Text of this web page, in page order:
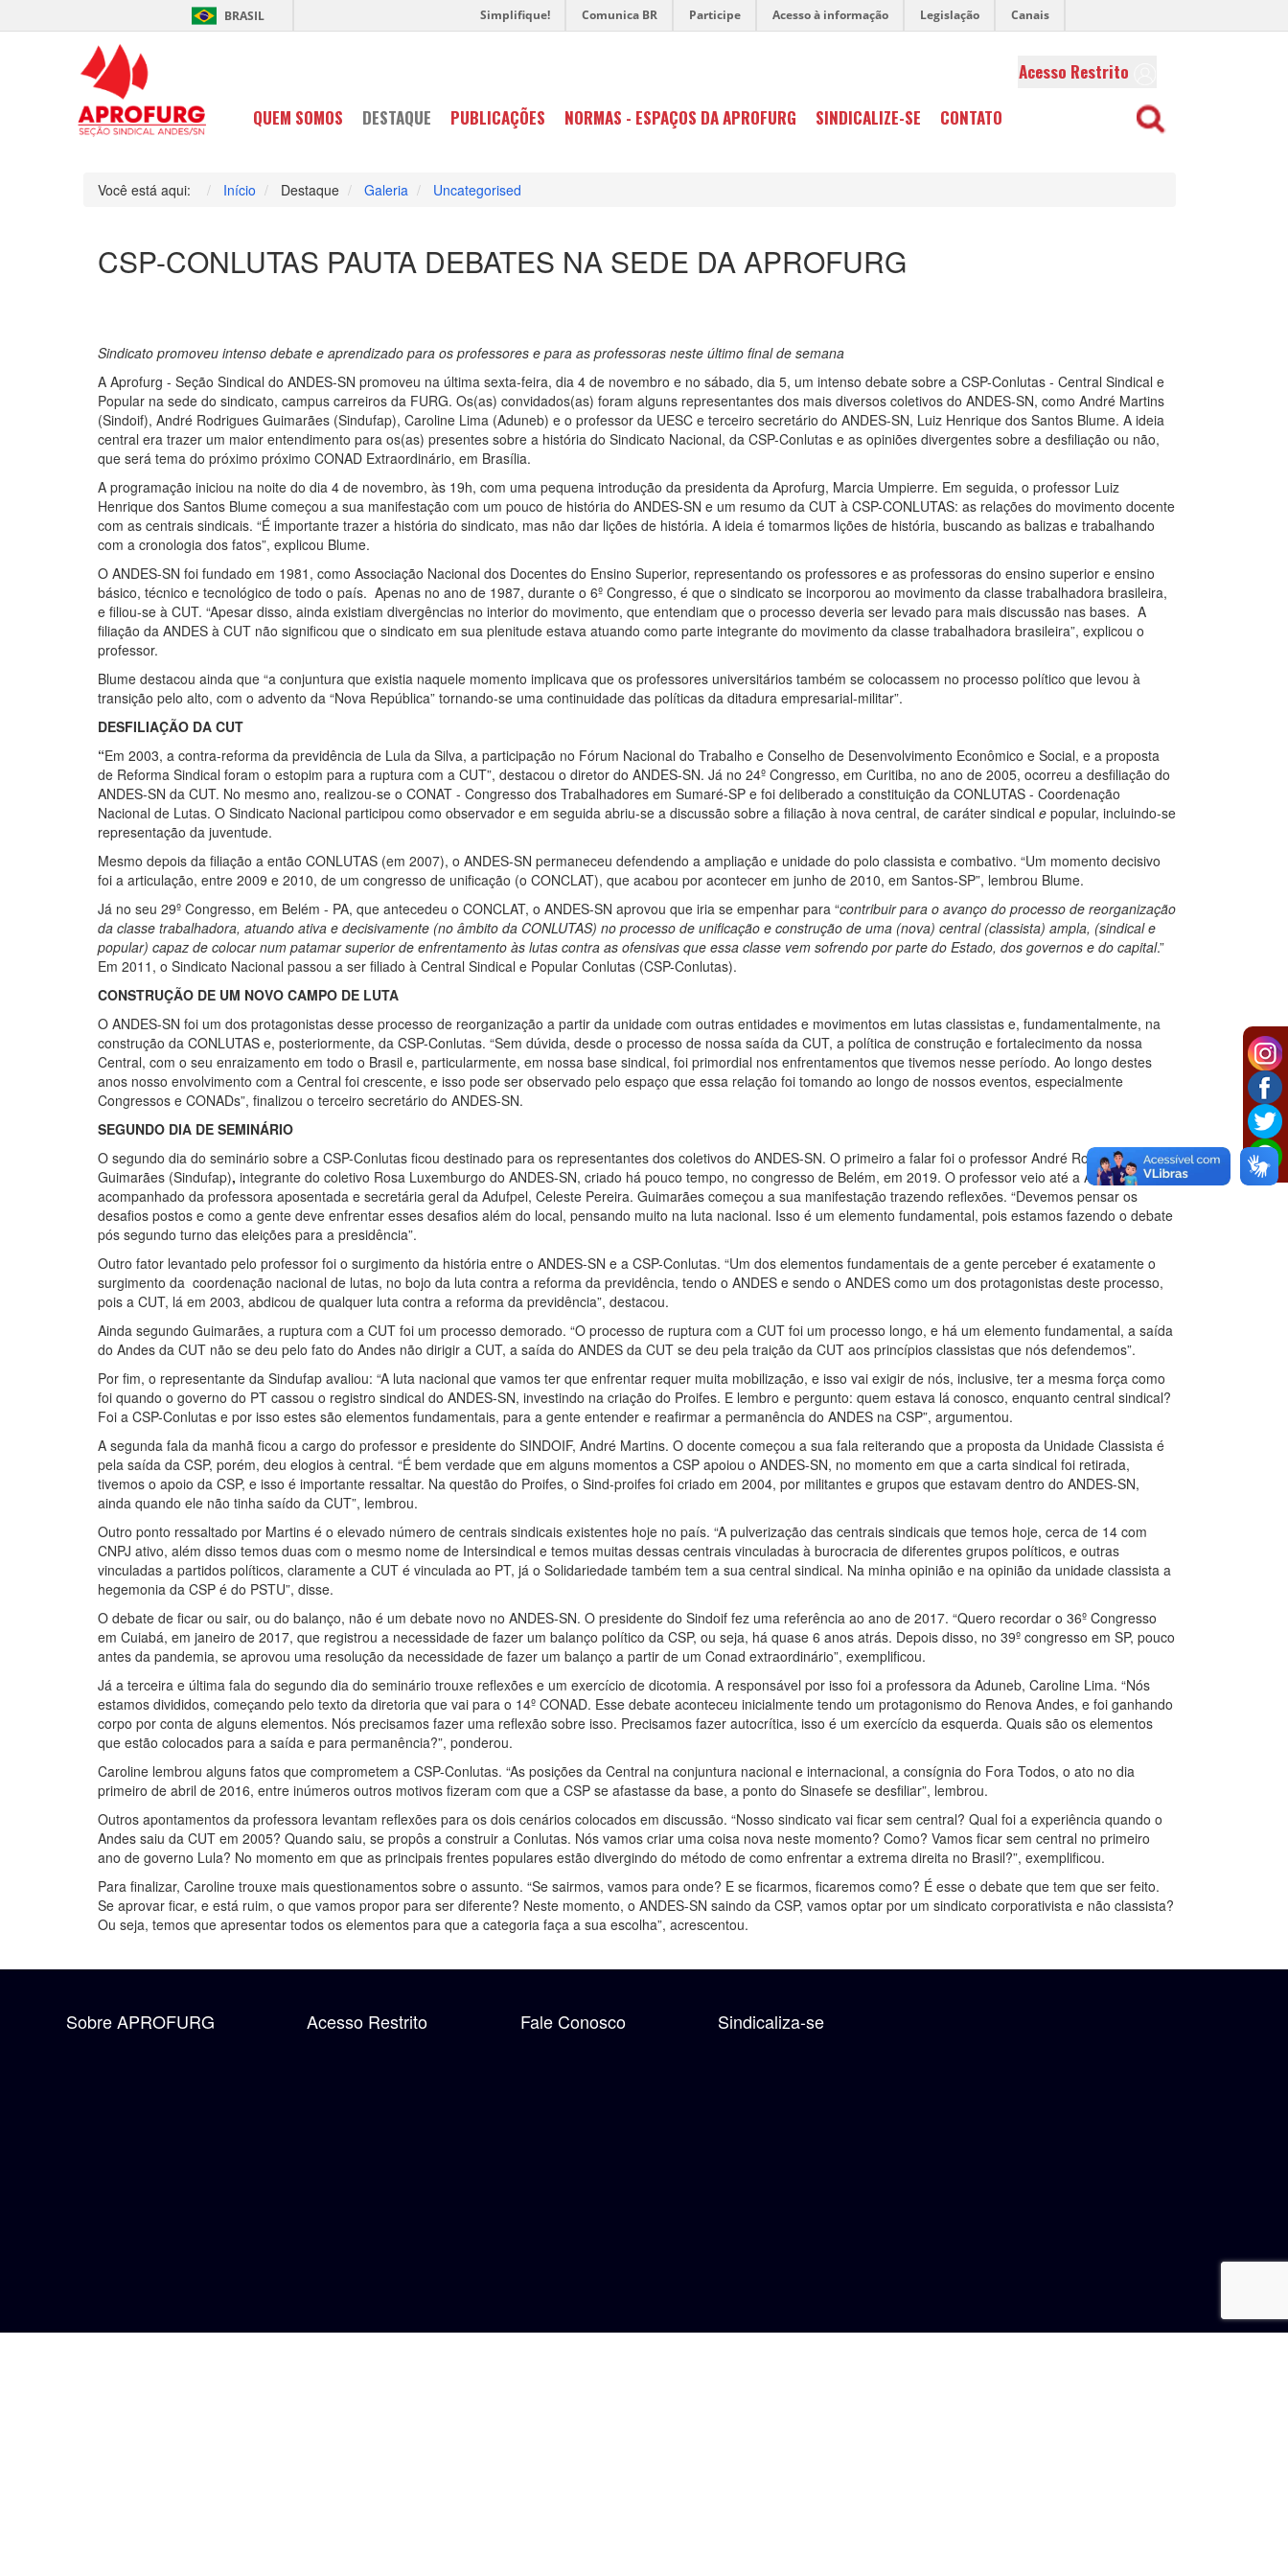
BRASIL Simplifique! Comunica BR Participe Acesso à informação Legislação Canais
QUEM SOMOS DESTAQUE PUBLICAÇÕES NORMAS - ESPAÇOS DA APROFURG SINDICALIZE-SE CONTATO
Acesso Restrito
Você está aqui: Início Destaque Galeria Uncategorised
CSP-CONLUTAS PAUTA DEBATES NA SEDE DA APROFURG
Sindicato promoveu intenso debate e aprendizado para os professores e para as professoras neste último final de semana
A Aprofurg - Seção Sindical do ANDES-SN promoveu na última sexta-feira, dia 4 de novembro e no sábado, dia 5, um intenso debate sobre a CSP-Conlutas - Central Sindical e
Popular na sede do sindicato, campus carreiros da FURG. Os(as) convidados(as) foram alguns representantes dos mais diversos coletivos do ANDES-SN, como André Martins
(Sindoif), André Rodrigues Guimarães (Sindufap), Caroline Lima (Aduneb) e o professor da UESC e terceiro secretário do ANDES-SN, Luiz Henrique dos Santos Blume. A ideia
central era trazer um maior entendimento para os(as) presentes sobre a história do Sindicato Nacional, da CSP-Conlutas e as opiniões divergentes sobre a desfiliação ou não,
que será tema do próximo próximo CONAD Extraordinário, em Brasília.
A programação iniciou na noite do dia 4 de novembro, às 19h, com uma pequena introdução da presidenta da Aprofurg, Marcia Umpierre. Em seguida, o professor Luiz
Henrique dos Santos Blume começou a sua manifestação com um pouco de história do ANDES-SN e um resumo da CUT à CSP-CONLUTAS: as relações do movimento docente
com as centrais sindicais. “É importante trazer a história do sindicato, mas não dar lições de história. A ideia é tomarmos lições de história, buscando as balizas e trabalhando
com a cronologia dos fatos”, explicou Blume.
O ANDES-SN foi fundado em 1981, como Associação Nacional dos Docentes do Ensino Superior, representando os professores e as professoras do ensino superior e ensino
básico, técnico e tecnológico de todo o país. Apenas no ano de 1987, durante o 6º Congresso, é que o sindicato se incorporou ao movimento da classe trabalhadora brasileira,
e filiou-se à CUT. “Apesar disso, ainda existiam divergências no interior do movimento, que entendiam que o processo deveria ser levado para mais discussão nas bases. A
filiação da ANDES à CUT não significou que o sindicato em sua plenitude estava atuando como parte integrante do movimento da classe trabalhadora brasileira”, explicou o
professor.
Blume destacou ainda que “a conjuntura que existia naquele momento implicava que os professores universitários também se colocassem no processo político que levou à
transição pelo alto, com o advento da “Nova República” tornando-se uma continuidade das políticas da ditadura empresarial-militar”.
DESFILIAÇÃO DA CUT
“Em 2003, a contra-reforma da previdência de Lula da Silva, a participação no Fórum Nacional do Trabalho e Conselho de Desenvolvimento Econômico e Social, e a proposta
de Reforma Sindical foram o estopim para a ruptura com a CUT”, destacou o diretor do ANDES-SN. Já no 24º Congresso, em Curitiba, no ano de 2005, ocorreu a desfiliação do
ANDES-SN da CUT. No mesmo ano, realizou-se o CONAT - Congresso dos Trabalhadores em Sumaré-SP e foi deliberado a constituição da CONLUTAS - Coordenação
Nacional de Lutas. O Sindicato Nacional participou como observador e em seguida abriu-se a discussão sobre a filiação à nova central, de caráter sindical e popular, incluindo-se
representação da juventude.
Mesmo depois da filiação a então CONLUTAS (em 2007), o ANDES-SN permaneceu defendendo a ampliação e unidade do polo classista e combativo. “Um momento decisivo
foi a articulação, entre 2009 e 2010, de um congresso de unificação (o CONCLAT), que acabou por acontecer em junho de 2010, em Santos-SP”, lembrou Blume.
Já no seu 29º Congresso, em Belém - PA, que antecedeu o CONCLAT, o ANDES-SN aprovou que iria se empenhar para “contribuir para o avanço do processo de reorganização
da classe trabalhadora, atuando ativa e decisivamente (no âmbito da CONLUTAS) no processo de unificação e construção de uma (nova) central (classista) ampla, (sindical e
popular) capaz de colocar num patamar superior de enfrentamento às lutas contra as ofensivas que essa classe vem sofrendo por parte do Estado, dos governos e do capital.”
Em 2011, o Sindicato Nacional passou a ser filiado à Central Sindical e Popular Conlutas (CSP-Conlutas).
CONSTRUÇÃO DE UM NOVO CAMPO DE LUTA
O ANDES-SN foi um dos protagonistas desse processo de reorganização a partir da unidade com outras entidades e movimentos em lutas classistas e, fundamentalmente, na
construção da CONLUTAS e, posteriormente, da CSP-Conlutas. “Sem dúvida, desde o processo de nossa saída da CUT, a política de construção e fortalecimento da nossa
Central, com o seu enraizamento em todo o Brasil e, particularmente, em nossa base sindical, foi primordial nos enfrentamentos que tivemos nesse período. Ao longo destes
anos nosso envolvimento com a Central foi crescente, e isso pode ser observado pelo espaço que essa relação foi tomando ao longo de nossos eventos, especialmente
Congressos e CONADs”, finalizou o terceiro secretário do ANDES-SN.
SEGUNDO DIA DE SEMINÁRIO
O segundo dia do seminário sobre a CSP-Conlutas ficou destinado para os representantes dos coletivos do ANDES-SN. O primeiro a falar foi o professor André Rodrigues
Guimarães (Sindufap), integrante do coletivo Rosa Luxemburgo do ANDES-SN, criado há pouco tempo, no congresso de Belém, em 2019. O professor veio até a Aprofurg
acompanhado da professora aposentada e secretária geral da Adufpel, Celeste Pereira. Guimarães começou a sua manifestação trazendo reflexões. “Devemos pensar os
desafios postos e como a gente deve enfrentar esses desafios além do local, pensando muito na luta nacional. Isso é um elemento fundamental, pois estamos fazendo o debate
pós segundo turno das eleições para a presidência”.
Outro fator levantado pelo professor foi o surgimento da história entre o ANDES-SN e a CSP-Conlutas. “Um dos elementos fundamentais de a gente perceber é exatamente o
surgimento da coordenação nacional de lutas, no bojo da luta contra a reforma da previdência, tendo o ANDES e sendo o ANDES como um dos protagonistas deste processo,
pois a CUT, lá em 2003, abdicou de qualquer luta contra a reforma da previdência”, destacou.
Ainda segundo Guimarães, a ruptura com a CUT foi um processo demorado. “O processo de ruptura com a CUT foi um processo longo, e há um elemento fundamental, a saída
do Andes da CUT não se deu pelo fato do Andes não dirigir a CUT, a saída do ANDES da CUT se deu pela traição da CUT aos princípios classistas que nós defendemos”.
Por fim, o representante da Sindufap avaliou: “A luta nacional que vamos ter que enfrentar requer muita mobilização, e isso vai exigir de nós, inclusive, ter a mesma força como
foi quando o governo do PT cassou o registro sindical do ANDES-SN, investindo na criação do Proifes. E lembro e pergunto: quem estava lá conosco, enquanto central sindical?
Foi a CSP-Conlutas e por isso estes são elementos fundamentais, para a gente entender e reafirmar a permanência do ANDES na CSP”, argumentou.
A segunda fala da manhã ficou a cargo do professor e presidente do SINDOIF, André Martins. O docente começou a sua fala reiterando que a proposta da Unidade Classista é
pela saída da CSP, porém, deu elogios à central. “É bem verdade que em alguns momentos a CSP apoiou o ANDES-SN, no momento em que a carta sindical foi retirada,
tivemos o apoio da CSP, e isso é importante ressaltar. Na questão do Proifes, o Sind-proifes foi criado em 2004, por militantes e grupos que estavam dentro do ANDES-SN,
ainda quando ele não tinha saído da CUT”, lembrou.
Outro ponto ressaltado por Martins é o elevado número de centrais sindicais existentes hoje no país. “A pulverização das centrais sindicais que temos hoje, cerca de 14 com
CNPJ ativo, além disso temos duas com o mesmo nome de Intersindical e temos muitas dessas centrais vinculadas à burocracia de diferentes grupos políticos, e outras
vinculadas a partidos políticos, claramente a CUT é vinculada ao PT, já o Solidariedade também tem a sua central sindical. Na minha opinião e na opinião da unidade classista a
hegemonia da CSP é do PSTU”, disse.
O debate de ficar ou sair, ou do balanço, não é um debate novo no ANDES-SN. O presidente do Sindoif fez uma referência ao ano de 2017. “Quero recordar o 36º Congresso
em Cuiabá, em janeiro de 2017, que registrou a necessidade de fazer um balanço político da CSP, ou seja, há quase 6 anos atrás. Depois disso, no 39º congresso em SP, pouco
antes da pandemia, se aprovou uma resolução da necessidade de fazer um balanço a partir de um Conad extraordinário”, exemplificou.
Já a terceira e última fala do segundo dia do seminário trouxe reflexões e um exercício de dicotomia. A responsável por isso foi a professora da Aduneb, Caroline Lima. “Nós
estamos divididos, começando pelo texto da diretoria que vai para o 14º CONAD. Esse debate aconteceu inicialmente tendo um protagonismo do Renova Andes, e foi ganhando
corpo por conta de alguns elementos. Nós precisamos fazer uma reflexão sobre isso. Precisamos fazer autocrítica, isso é um exercício da esquerda. Quais são os elementos
que estão colocados para a saída e para permanência?”, ponderou.
Caroline lembrou alguns fatos que comprometem a CSP-Conlutas. “As posições da Central na conjuntura nacional e internacional, a consígnia do Fora Todos, o ato no dia
primeiro de abril de 2016, entre inúmeros outros motivos fizeram com que a CSP se afastasse da base, a ponto do Sinasefe se desfiliar”, lembrou.
Outros apontamentos da professora levantam reflexões para os dois cenários colocados em discussão. “Nosso sindicato vai ficar sem central? Qual foi a experiência quando o
Andes saiu da CUT em 2005? Quando saiu, se propôs a construir a Conlutas. Nós vamos criar uma coisa nova neste momento? Como? Vamos ficar sem central no primeiro
ano de governo Lula? No momento em que as principais frentes populares estão divergindo do método de como enfrentar a extrema direita no Brasil?”, exemplificou.
Para finalizar, Caroline trouxe mais questionamentos sobre o assunto. “Se sairmos, vamos para onde? E se ficarmos, ficaremos como? É esse o debate que tem que ser feito.
Se aprovar ficar, e está ruim, o que vamos propor para ser diferente? Neste momento, o ANDES-SN saindo da CSP, vamos optar por um sindicato corporativista e não classista?
Ou seja, temos que apresentar todos os elementos para que a categoria faça a sua escolha”, acrescentou.
Sobre APROFURG Acesso Restrito Fale Conosco Sindicaliza-se